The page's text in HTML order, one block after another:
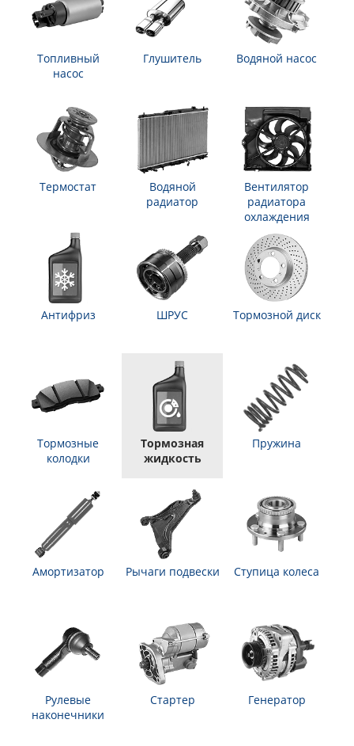
Топливный
насос
Глушитель Водяной насос
Термостат
Водяной
радиатор
Вентилятор
радиатора
охлаждения
Антифриз ШРУС Тормозной диск
Тормозные
колодки
Тормозная
жидкость
Пружина
Амортизатор Рычаги подвески Ступица колеса
Рулевые
наконечники
Стартер Генератор